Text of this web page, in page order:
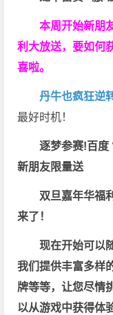
本周开始新朋
利大放送，要如何
喜啦。
丹牛也疯狂逆
最好时机！
逐梦参赛!百度
新朋友限量送
双旦嘉年华福
来了！
现在开始可以
我们提供丰富多样
牌等等，让您尽情
以从游戏中获得体